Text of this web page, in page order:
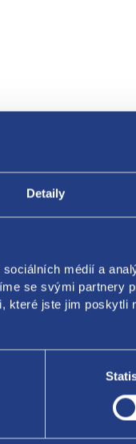
Detaily
médií a
se svými partnery
které jste jim poskytli